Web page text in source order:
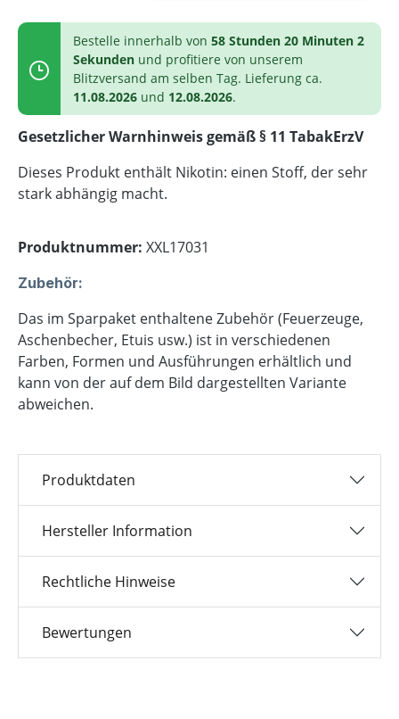
Bestelle innerhalb von 58 Stunden 20 Minuten 2
Sekunden und profitiere von unserem
Blitzversand am selben Tag. Lieferung ca.
11.08.2026 und 12.08.2026.
Gesetzlicher Warnhinweis gemäß § 11 TabakErzV
Dieses Produkt enthält Nikotin: einen Stoff, der sehr
stark abhängig macht.
Produktnummer: XXL17031
Zubehör:
Das im Sparpaket enthaltene Zubehör (Feuerzeuge,
Aschenbecher, Etuis usw.) ist in verschiedenen
Farben, Formen und Ausführungen erhältlich und
kann von der auf dem Bild dargestellten Variante
abweichen.
Produktdaten
Hersteller Information
Rechtliche Hinweise
Bewertungen